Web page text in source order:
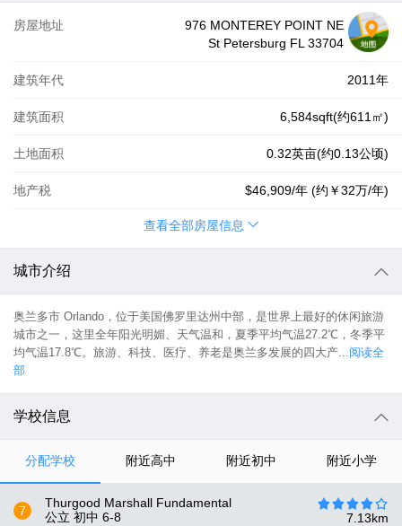
房屋地址
976 MONTEREY POINT NE
St Petersburg FL 33704
建筑年代 2011年
建筑面积 6,584sqft(约611㎡)
土地面积 0.32英亩(约0.13公顷)
地产税 $46,909/年 (约 ￥32万/年)
查看全部房屋信息
城市介绍
奥兰多市 Orlando，位于美国佛罗里达州中部，是世界上最好的休闲旅游
城市之一，这里全年阳光明媚、天气温和，夏季平均气温27.2℃，冬季平
均气温17.8℃。旅游、科技、医疗、养老是奥兰多发展的四大产...阅读全
部
学校信息
分配学校 附近高中 附近初中 附近小学
7
Thurgood Marshall Fundamental
公立 初中 6-8 7.13km